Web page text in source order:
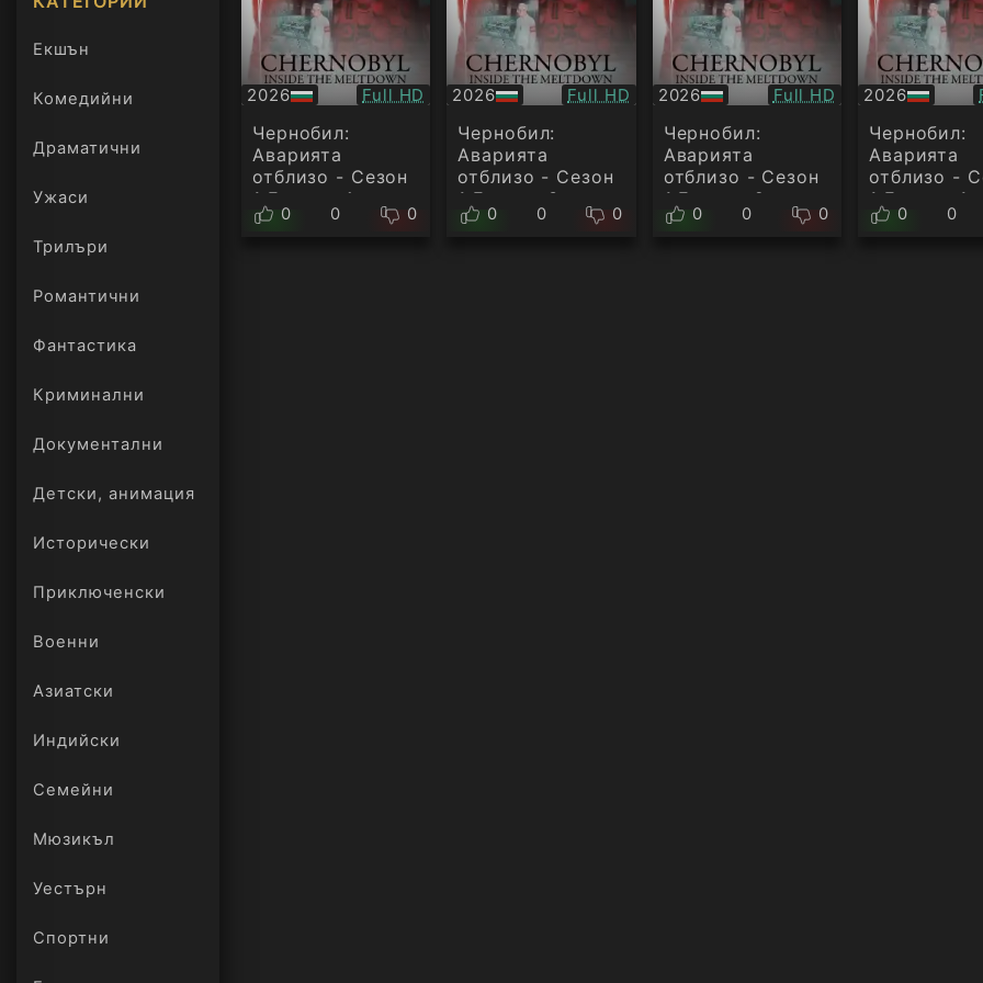
Екшън
Комедийни
Драматични
Ужаси
Трилъри
онлайн
Романтични
Фантастика
Криминални
Документални
Детски, анимация
Исторически
Приключенски
Военни
Азиатски
Индийски
Семейни
Мюзикъл
Уестърн
Спортни
2026
БГ
аудио
Качество:
Full HD
Чернобил:
Аварията
отблизо - Сезон
1 Епизод 4
0 0 0
2026
БГ
аудио
Качество:
Full HD
Чернобил:
Аварията
отблизо - Сезон
1 Епизод 3
0 0 0
2026
БГ
аудио
Качество:
Full HD
Чернобил:
Аварията
отблизо - Сезон
1 Епизод 2
0 0 0
2026
БГ
аудио
Чернобил:
Аварията
отблизо -
1 Епизод 1
0 0